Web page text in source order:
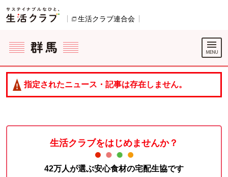
ページの先頭です。
生活クラブ連合会
ここからサイト内共通メニューです。
サイト内共通メニューをスキップする
サイト内共通メニューここまで。
指定されたニュース・記事は存在しません。
生活クラブをはじめませんか？
42万人が選ぶ安心食材の宅配生協です